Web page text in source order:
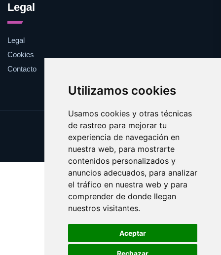
Utilizamos cookies
Usamos cookies y otras técnicas
de rastreo para mejorar tu
experiencia de navegación en
nuestra web, para mostrarte
contenidos personalizados y
anuncios adecuados, para analizar
el tráfico en nuestra web y para
comprender de donde llegan
nuestros visitantes.
Aceptar
Rechazar
Legal
Legal
Cookies
Contacto
Update cookies preferences
Copyright © 2025 piquete.es